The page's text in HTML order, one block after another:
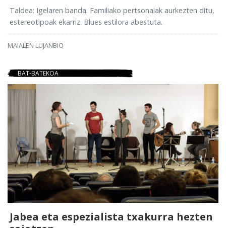
Taldea: Igelaren banda. Familiako pertsonaiak aurkezten ditu,
estereotipoak ekarriz. Blues estilora abestuta.
MAIALEN LUJANBIO
BAT-BATEKOA
Jabea eta espezialista txakurra hezten